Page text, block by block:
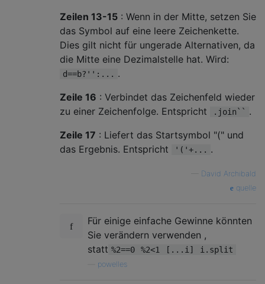
Zeilen 13-15 : Wenn in der Mitte, setzen Sie
das Symbol auf eine leere Zeichenkette.
Dies gilt nicht für ungerade Alternativen, da
die Mitte eine Dezimalstelle hat. Wird:
d==b?'':... .
Zeile 16 : Verbindet das Zeichenfeld wieder
zu einer Zeichenfolge. Entspricht
.join`` .
Zeile 17 : Liefert das Startsymbol "(" und
das Ergebnis. Entspricht
'('+... .
David Archibald
quelle
Für einige einfache Gewinne könnten
Sie verändern verwenden ,
statt %2==0 %2<1 [...i] i.split
powelles